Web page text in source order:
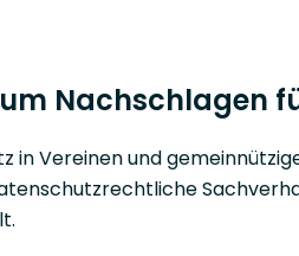
Nachschlagen
in Vereinen und